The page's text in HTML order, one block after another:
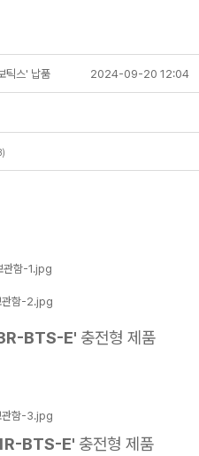
틱스' 납품 2024-09-20 12:04
BTS-E' 충전형 제품
BTS-E' 충전형 제품